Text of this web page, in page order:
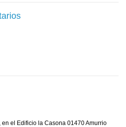
el Edificio la Casona 01470 Amurrio